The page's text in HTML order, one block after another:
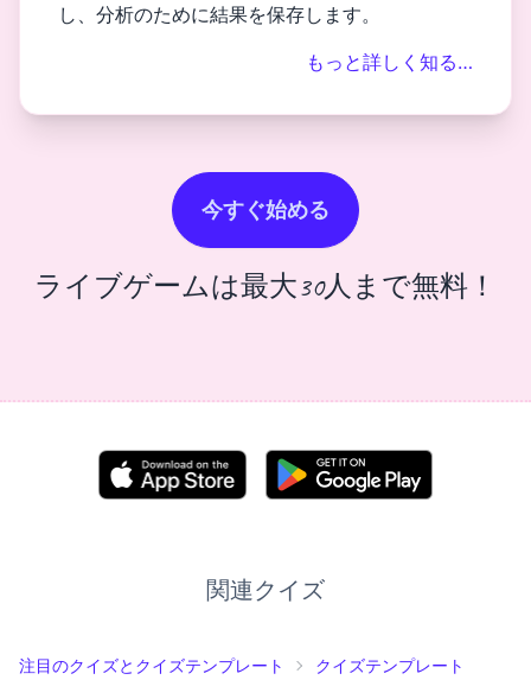
し、分析のために結果を保存します。
もっと詳しく知る…
今すぐ始める
ライブゲームは最大30人まで無料！
関連クイズ
注目のクイズとクイズテンプレート クイズテンプレート